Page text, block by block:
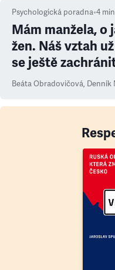
Psychologická poradna•4
Mám manžela, o
žen. Náš vztah
se ještě
Beáta Obradovičová, Denník